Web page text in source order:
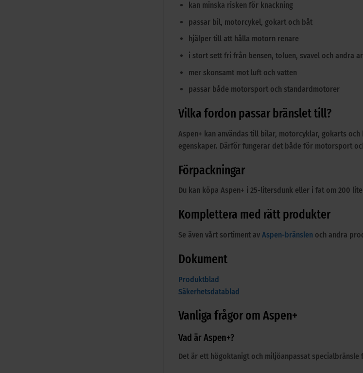
kan minska risken för knackning
passar bil, motorcykel, gokart och båt
hjälper till att hålla motorn renare
i stort sett fri från bensen, toluen, svavel och andra
mer skonsamt mot luft och vatten
passar både motorsport och standardmotorer
Vilka fordon passar bränslet till?
Aspen+ kan användas till bilar, motorcyklar, gokarts
egenskaper. Därför fungerar det både för motorsport
Förpackningar
Du kan köpa Aspen+ i 25-litersdunk eller i fat om 200
Komplettera med rätt produkter
Se även vårt sortiment av Aspen-bränslen och andra
Dokument
Produktblad
Säkerhetsdatablad
Vanliga frågor om Aspen+
Vad är Aspen+?
Det är ett högoktanigt och miljöanpassat